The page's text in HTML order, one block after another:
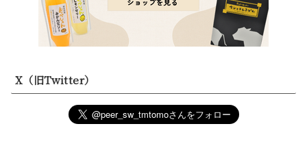
X（旧Twitter）